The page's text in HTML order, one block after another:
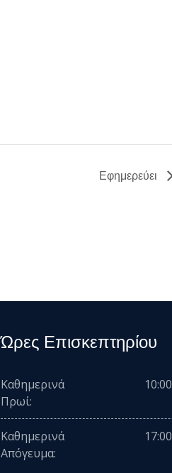
Εφημερεύει
Ώρες Επισκεπτηρίου
Καθημερινά
Πρωί:
Καθημερινά
Απόγευμα: